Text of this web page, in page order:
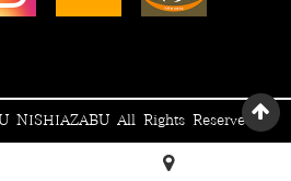
NISHIAZABU All Rights Reserved.